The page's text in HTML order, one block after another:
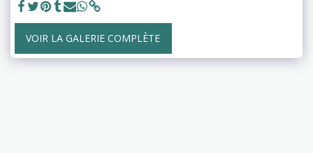
VOIR LA GALERIE COMPLÈTE